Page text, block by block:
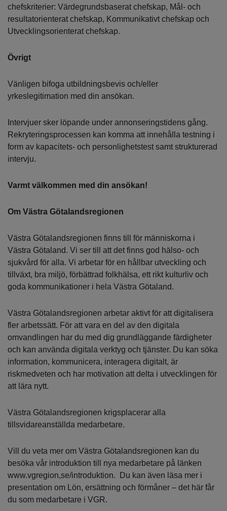
chefskriterier: Värdegrundsbaserat chefskap, Mål- och
resultatorienterat chefskap, Kommunikativt chefskap och
Utvecklingsorienterat chefskap.
Övrigt
Vänligen bifoga utbildningsbevis och/eller
yrkeslegitimation med din ansökan.
Intervjuer sker löpande under annonseringstidens gång.
Rekryteringsprocessen kan komma att innehålla testning i
form av kapacitets- och personlighetstest samt strukturerad
intervju.
Varmt välkommen med din ansökan!
Om Västra Götalandsregionen
Västra Götalandsregionen finns till för människorna i
Västra Götaland. Vi ser till att det finns god hälso- och
sjukvård för alla. Vi arbetar för en hållbar utveckling och
tillväxt, bra miljö, förbättrad folkhälsa, ett rikt kulturliv och
goda kommunikationer i hela Västra Götaland.
Västra Götalandsregionen arbetar aktivt för att digitalisera
fler arbetssätt. För att vara en del av den digitala
omvandlingen har du med dig grundläggande färdigheter
och kan använda digitala verktyg och tjänster. Du kan söka
information, kommunicera, interagera digitalt, är
riskmedveten och har motivation att delta i utvecklingen för
att lära nytt.
Västra Götalandsregionen krigsplacerar alla
tillsvidareanställda medarbetare.
Vill du veta mer om Västra Götalandsregionen kan du
besöka vår introduktion till nya medarbetare på länken
www.vgregion,se/introduktion. Du kan även läsa mer i
presentation om Lön, ersättning och förmåner – det här får
du som medarbetare i VGR.